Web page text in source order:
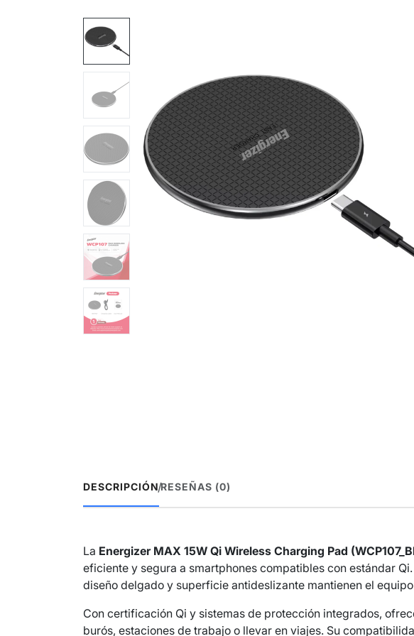
DESCRIPCIÓN/RESEÑAS (0)
La Energizer MAX 15W Qi Wireless Charging Pad
eficiente y segura a smartphones compatibles con estándar
diseño delgado y superficie antideslizante mantienen el
Con certificación Qi y sistemas de protección integrados,
burós, estaciones de trabajo o llevar en viajes. Su